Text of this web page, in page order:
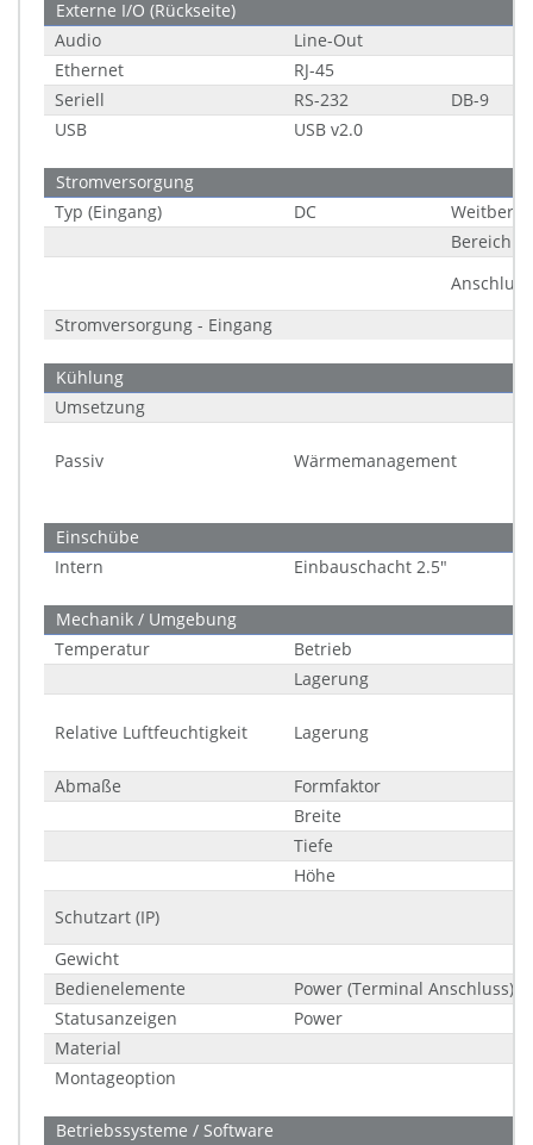
Externe I/O (Rückseite)
Audio
Line-Out
Ethernet
RJ-45
Seriell
RS-232
DB-9
USB
USB v2.0
Stromversorgung
Typ (Eingang)
DC
Bereich
Anschluss
Stromversorgung - Eingang
Kühlung
Umsetzung
Passiv Wärmemanagement
Einschübe
Intern
Einbauschacht 2.5"
Mechanik / Umgebung
Temperatur
Betrieb
Lagerung
Relative Luftfeuchtigkeit Lagerung
Abmaße
Formfaktor
Breite
Tiefe
Höhe
Schutzart (IP)
Gewicht
Bedienelemente
Power (Terminal Anschluss)
Statusanzeigen
Power
Material
Montageoption
Betriebssysteme / Software